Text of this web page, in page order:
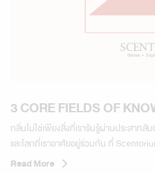
3 CORE FIELDS OF
SCENTORIUM
กลิ่นไม่ใช่เพียงสิ่งที่เรารับรู้ผ่านประสาทสั
และโลกที่เราอาศัยอยู่ร่วมกัน ที่
เรียนรู้ผ่าน 3 สาขาความรู้หลัก 01 จิตวิท
Read More